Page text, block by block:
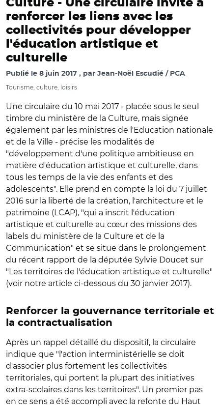
Culture - Une circulaire invite à
renforcer les liens avec les
collectivités pour développer
l'éducation artistique et
culturelle
Publié le 8 juin 2017 par Jean-Noël Escudié / PCA
Tourisme, culture, loisirs
Une circulaire du 10 mai 2017 - placée sous le seul
timbre du ministère de la Culture, mais signée
également par les ministres de l'Education nationale
et de la Ville - précise les modalités de
"développement d'une politique ambitieuse en
matière d'éducation artistique et culturelle, dans
tous les temps de la vie des enfants et des
adolescents". Elle prend en compte la loi du 7 juillet
2016 sur la liberté de la création, l'architecture et le
patrimoine (LCAP), "qui a inscrit l'éducation
artistique et culturelle au cœur des missions des
labels du ministère de la Culture et de la
Communication" et se situe dans le prolongement
du récent rapport de la députée Sylvie Doucet sur
"Les territoires de l'éducation artistique et culturelle"
(voir notre article ci-dessous du 30 janvier 2017).
Renforcer la gouvernance territoriale et
la contractualisation
Après un rappel détaillé du dispositif, la circulaire
indique que "l'action interministérielle se doit
d'associer plus fortement les collectivités
territoriales, qui portent la plupart des initiatives
extra-scolaires dans les territoires". Un premier pas
en ce sens a été accompli avec la refonte du Haut